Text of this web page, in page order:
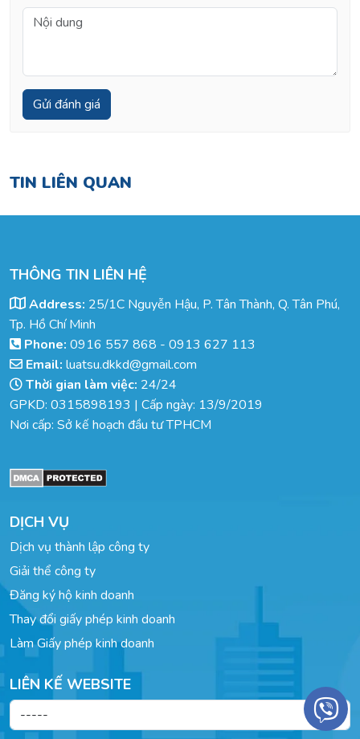
TIN LIÊN QUAN
THÔNG TIN LIÊN HỆ
Address: 25/1C Nguyễn Hậu, P. Tân Thành, Q. Tân Phú,
Tp. Hồ Chí Minh
Phone: 0916 557 868 - 0913 627 113
Email: luatsu.dkkd@gmail.com
Thời gian làm việc: 24/24
GPKD: 0315898193 | Cấp ngày: 13/9/2019
Nơi cấp: Sở kế hoạch đầu tư TPHCM
DỊCH VỤ
Dịch vụ thành lập công ty
Giải thể công ty
Đăng ký hộ kinh doanh
Thay đổi giấy phép kinh doanh
Làm Giấy phép kinh doanh
LIÊN KẾ WEBSITE